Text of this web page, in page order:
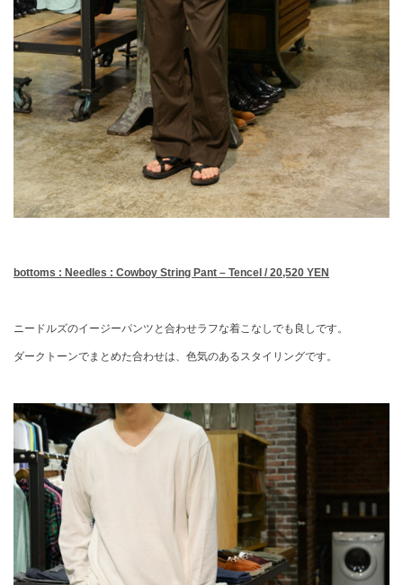
bottoms : Needles : Cowboy String Pant – Tencel / 20,520 YEN
ニードルズのイージーパンツと合わせラフな着こなしでも良しです。
ダークトーンでまとめた合わせは、色気のあるスタイリングです。